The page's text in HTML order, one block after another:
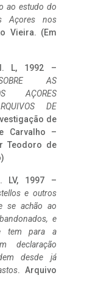
ao estudo do
Açores nos
Vieira. (Em
L, 1992 –
AS
AÇORES
DE
de
Carvalho –
Teodoro de
LV, 1997 –
e outros
se achão ao
e
tem para a
declaração
desde já
. Arquivo